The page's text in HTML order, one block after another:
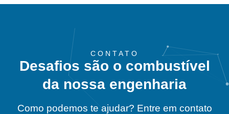
CONTATO
Desafios são o combustível
da nossa engenharia
Como podemos te ajudar? Entre em contato